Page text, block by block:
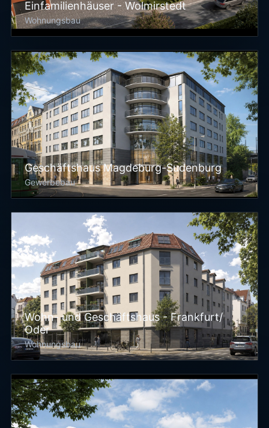
Einfamilienhäuser - Wolmirstedt
Wohnungsbau
Geschäftshaus Magdeburg-Sudenburg
Gewerbebau
Wohn- und Geschäftshaus - Frankfurt/
Oder
Wohnungsbau